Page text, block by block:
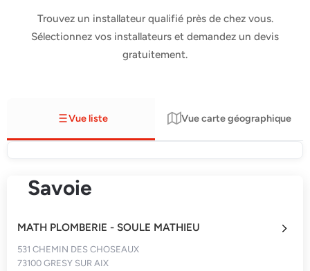
Trouvez un installateur qualifié près de chez vous.
Sélectionnez vos installateurs et demandez un devis
gratuitement.
Vue liste Vue carte géographique
Savoie
MATH PLOMBERIE - SOULE MATHIEU
531 CHEMIN DES CHOSEAUX
73100 GRESY SUR AIX